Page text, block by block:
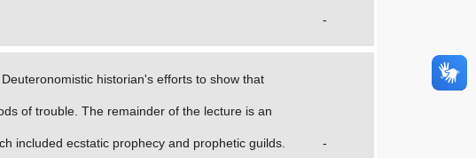
-
historian's efforts to show that
of trouble. The remainder of the lecture is an
included ecstatic prophecy and prophetic guilds. -